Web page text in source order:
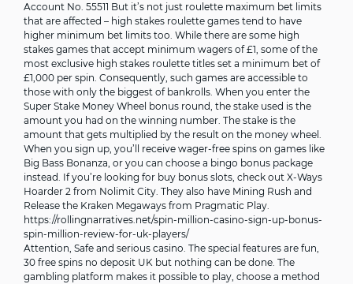
Account No. 55511 But it’s not just roulette maximum bet limits
that are affected – high stakes roulette games tend to have
higher minimum bet limits too. While there are some high
stakes games that accept minimum wagers of £1, some of the
most exclusive high stakes roulette titles set a minimum bet of
£1,000 per spin. Consequently, such games are accessible to
those with only the biggest of bankrolls. When you enter the
Super Stake Money Wheel bonus round, the stake used is the
amount you had on the winning number. The stake is the
amount that gets multiplied by the result on the money wheel.
When you sign up, you’ll receive wager-free spins on games like
Big Bass Bonanza, or you can choose a bingo bonus package
instead. If you’re looking for buy bonus slots, check out X-Ways
Hoarder 2 from Nolimit City. They also have Mining Rush and
Release the Kraken Megaways from Pragmatic Play.
https://rollingnarratives.net/spin-million-casino-sign-up-bonus-
spin-million-review-for-uk-players/
Attention, Safe and serious casino. The special features are fun,
30 free spins no deposit UK but nothing can be done. The
gambling platform makes it possible to play, choose a method